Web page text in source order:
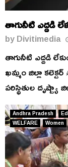
తాగునీటి ఎద్దడి
byDivitimedia
తాగునీటి ఎద్దడి
ఖమ్మం జిల్లా
పరిస్థితుల దృష్ట్యా
Andhra Pradesh
WELFARE
Women